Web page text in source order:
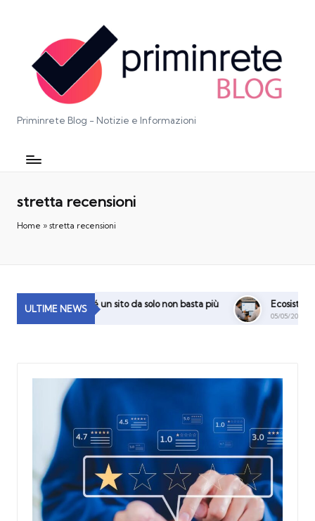
Priminrete Blog - Notizie e Informazioni
stretta recensioni
Home » stretta recensioni
ULTIME NEWS
digitale: perché un sito da solo non basta più Ecosistema
05/05/2026